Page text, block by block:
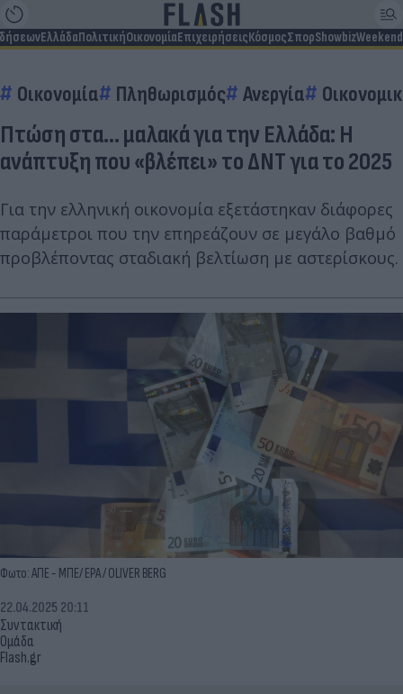
ΕλλάδαΠολιτικήΟικονομίαΕπιχειρήσειςΚόσμοςΣπορShowbizWeekend
Οικονομία Πληθωρισμός Ανεργία
Πτώση στα... μαλακά για την Ελλάδα: Η
ανάπτυξη που «βλέπει» το ΔΝΤ για το 2025
Για την ελληνική οικονομία εξετάστηκαν διάφορες
παράμετροι που την επηρεάζουν σε μεγάλο βαθμό
προβλέποντας σταδιακή βελτίωση με αστερίσκους.
Φωτο: ΑΠΕ - ΜΠΕ/ EPA / OLIVER BERG
Συντακτική
Ομάδα
Flash.gr
22.04.2025 20:11